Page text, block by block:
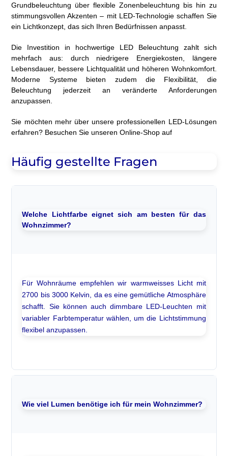
Grundbeleuchtung über flexible Zonenbeleuchtung bis hin zu
stimmungsvollen Akzenten – mit LED-Technologie schaffen Sie
ein Lichtkonzept, das sich Ihren Bedürfnissen anpasst.
Die Investition in hochwertige LED Beleuchtung zahlt sich
mehrfach aus: durch niedrigere Energiekosten, längere
Lebensdauer, bessere Lichtqualität und höheren Wohnkomfort.
Moderne Systeme bieten zudem die Flexibilität, die
Beleuchtung jederzeit an veränderte Anforderungen
anzupassen.
Sie möchten mehr über unsere professionellen LED-Lösungen
erfahren? Besuchen Sie unseren Online-Shop auf
Häufig gestellte Fragen
Welche Lichtfarbe eignet sich am besten für das
Wohnzimmer?
Für Wohnräume empfehlen wir warmweisses Licht mit
2700 bis 3000 Kelvin, da es eine gemütliche Atmosphäre
schafft. Sie können auch dimmbare LED-Leuchten mit
variabler Farbtemperatur wählen, um die Lichtstimmung
flexibel anzupassen.
Wie viel Lumen benötige ich für mein Wohnzimmer?